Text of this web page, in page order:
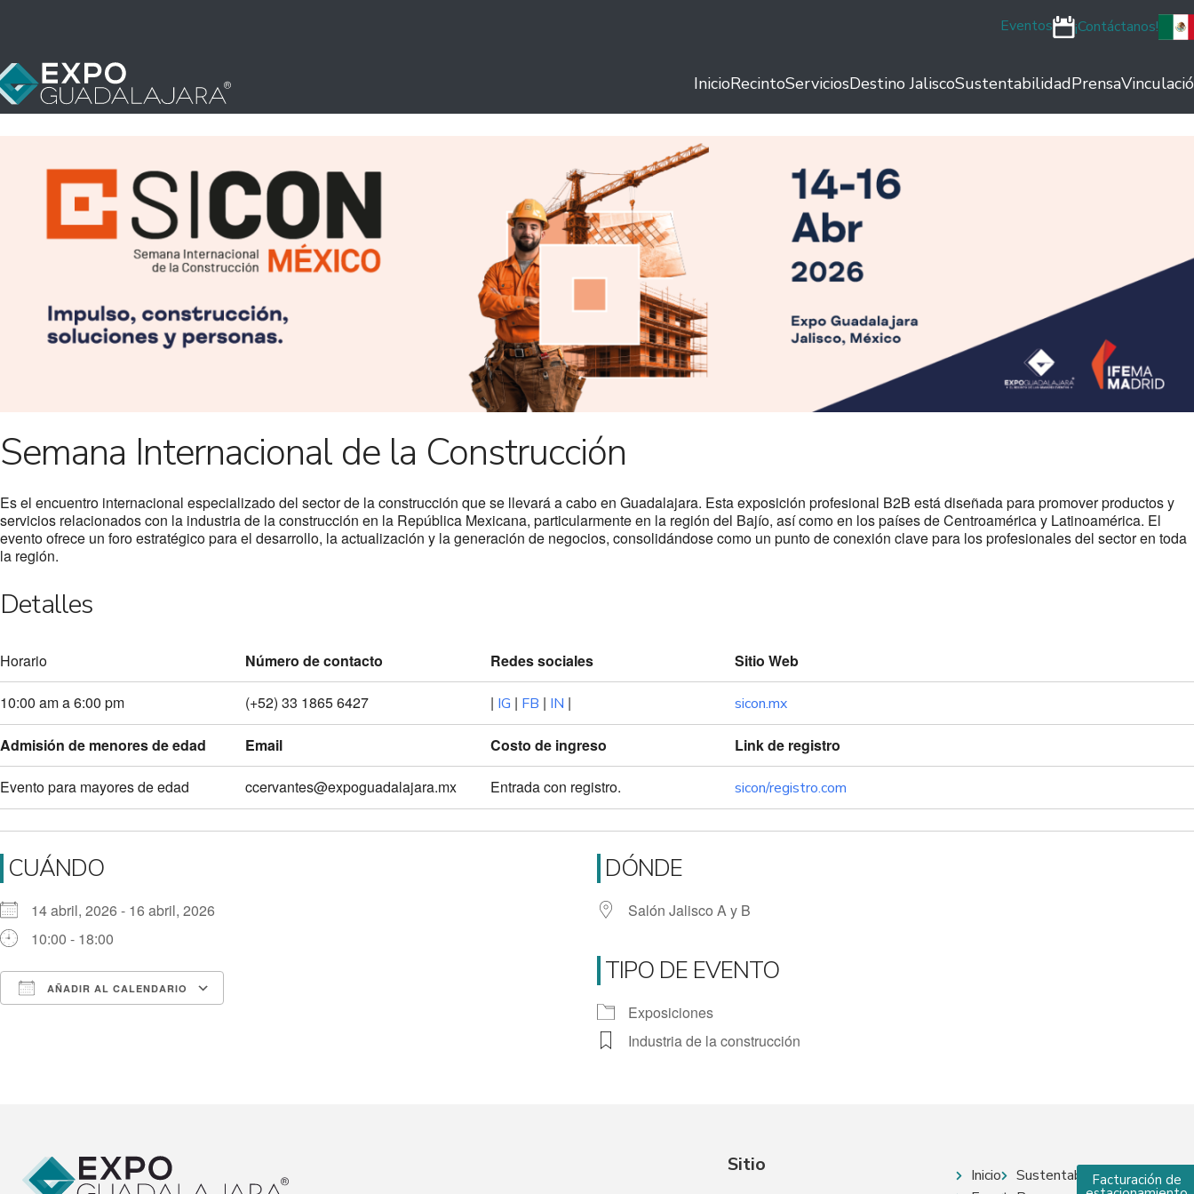
Eventos ¡Contáctanos!
InicioRecintoServiciosDestino JaliscoSustentabilidadPrensa
Semana Internacional de la Construcción
Es el encuentro internacional especializado del sector de la construcción que se llevará a cabo en Guadalajara. Esta exposición profesional B2B está diseñada para promover productos y
servicios relacionados con la industria de la construcción en la República Mexicana, particularmente en la región del Bajío, así como en los países de Centroamérica y Latinoamérica. El
evento ofrece un foro estratégico para el desarrollo, la actualización y la generación de negocios, consolidándose como un punto de conexión clave para los profesionales del sector en toda
la región.
Detalles
Horario Número de contacto Redes sociales Sitio Web
10:00 am a 6:00 pm (+52) 33 1865 6427 | IG | FB | IN | sicon.mx
Admisión de menores de edad Email Costo de ingreso Link de registro
Evento para mayores de edad ccervantes@expoguadalajara.mx Entrada con registro. sicon/registro.com
CUÁNDO
14 abril, 2026 - 16 abril, 2026
10:00 - 18:00
AÑADIR AL CALENDARIO
Office 365
DÓNDE
Salón Jalisco A y B
TIPO DE EVENTO
Exposiciones
Industria de la construcción
Sitio
Inicio
SustentabilidadFacturación de